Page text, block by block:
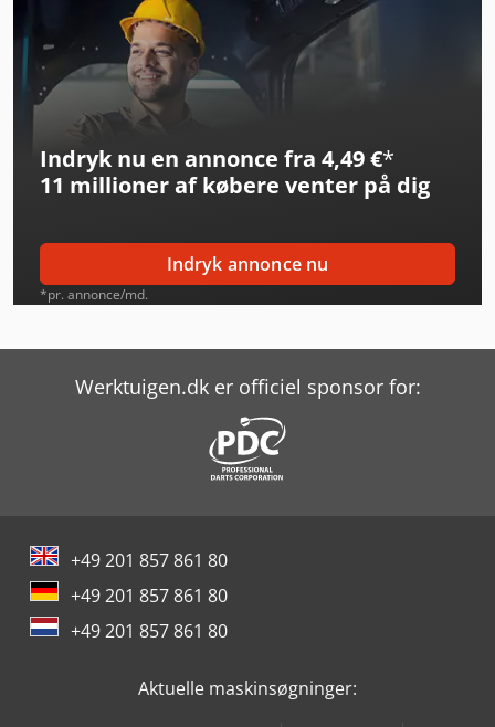
Emag Vsc 400
Emag Vsc 500
Emag Vtc 250
Felder Rl 350
Haas Ec-400
Haas Umc-500
Haas Vm-2
Kaltenbach Tl 350
Lvd Ppeb 400/61
Metallkraft Msbm 1520-17 Pro S
Indryk nu en annonce fra 4,49 €*
11 millioner af købere venter på dig
Indryk annonce nu
*pr. annonce/md.
Werktuigen.dk er officiel sponsor for:
+49 201 857 861 80
+49 201 857 861 80
+49 201 857 861 80
Aktuelle maskinsøgninger: